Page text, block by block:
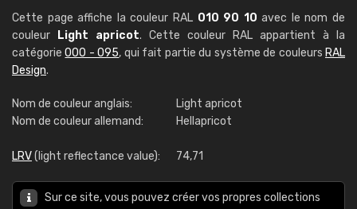
Cette page affiche la couleur RAL 010 90 10 avec le nom de
couleur
Light apricot. Cette couleur RAL appartient à la
catégorie000 - 095, qui fait partie du système de couleurs RAL
Design.
Nom de couleur anglais:
Light apricot
Nom de couleur allemand:
Hellapricot
LRV(light reflectance value): 74,71
Sur ce site, vous pouvez créer vos propres collections